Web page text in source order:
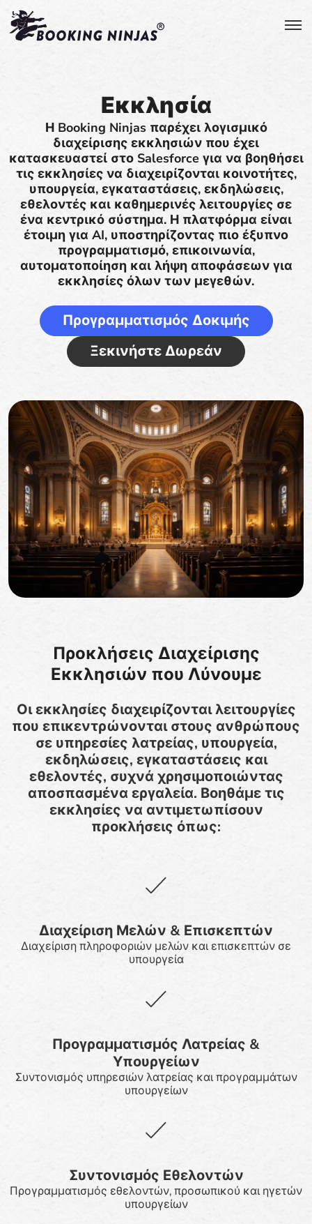
Εκκλησία
Η Booking Ninjas παρέχει λογισμικό
διαχείρισης εκκλησιών που έχει
κατασκευαστεί στο Salesforce για να βοηθήσει
τις εκκλησίες να διαχειρίζονται κοινοτήτες,
υπουργεία, εγκαταστάσεις, εκδηλώσεις,
εθελοντές και καθημερινές λειτουργίες σε
ένα κεντρικό σύστημα. Η πλατφόρμα είναι
έτοιμη για AI, υποστηρίζοντας πιο έξυπνο
προγραμματισμό, επικοινωνία,
αυτοματοποίηση και λήψη αποφάσεων για
εκκλησίες όλων των μεγεθών.
Προγραμματισμός Δοκιμής
Ξεκινήστε Δωρεάν
Προκλήσεις Διαχείρισης
Εκκλησιών που Λύνουμε
Οι εκκλησίες διαχειρίζονται λειτουργίες
που επικεντρώνονται στους ανθρώπους
σε υπηρεσίες λατρείας, υπουργεία,
εκδηλώσεις, εγκαταστάσεις και
εθελοντές, συχνά χρησιμοποιώντας
αποσπασμένα εργαλεία. Βοηθάμε τις
εκκλησίες να αντιμετωπίσουν
προκλήσεις όπως:
Διαχείριση Μελών & Επισκεπτών
Διαχείριση πληροφοριών μελών και επισκεπτών σε
υπουργεία
Προγραμματισμός Λατρείας &
Υπουργείων
Συντονισμός υπηρεσιών λατρείας και προγραμμάτων
υπουργείων
Συντονισμός Εθελοντών
Προγραμματισμός εθελοντών, προσωπικού και ηγετών
υπουργείων